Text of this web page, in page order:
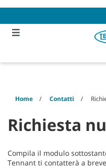
content
navigation
menu
Home Contatti
Richiesta
Compila il modulo
Tennant ti contatterà a